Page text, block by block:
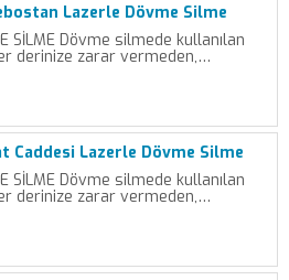
Lazerle Dövme Silme
SİLME Dövme silmede kullanılan
derinize zarar vermeden,…
Caddesi Lazerle Dövme Silme
SİLME Dövme silmede kullanılan
derinize zarar vermeden,…